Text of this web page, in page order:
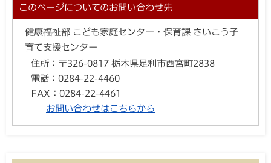
このページについてのお問い合わせ先
健康福祉部 こども家庭センター・保育課 さいこう子
育て支援センター
住所： 〒326-0817 栃木県足利市西宮町2838
電話： 0284-22-4460
FAX： 0284-22-4461
お問い合わせはこちらから